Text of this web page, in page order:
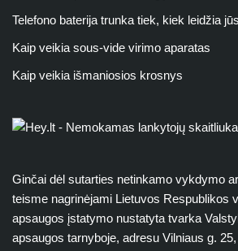
Telefono baterija trunka tiek, kiek leidžia
Kaip veikia sous-vide virimo aparatas
Kaip veikia išmaniosios krosnys
Ginčai dėl sutarties netinkamo vykdymo
teisme nagrinėjami Lietuvos Respublikos
apsaugos įstatymo nustatyta tvarka
apsaugos tarnyboje, adresu Vilniaus g.